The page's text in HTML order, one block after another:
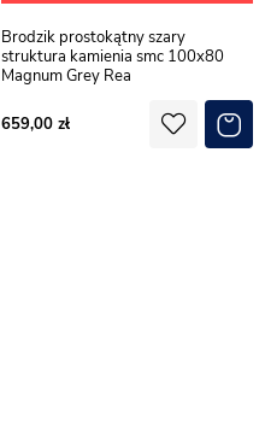
Brodzik prostokątny szary
struktura kamienia smc 100x80
Magnum Grey Rea
659,00